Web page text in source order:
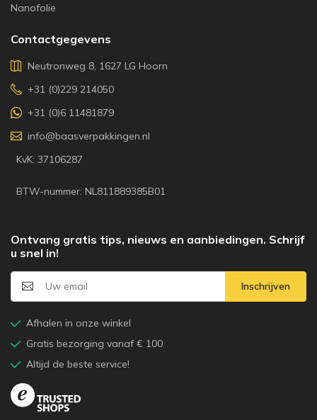
Nanofolie
Contactgegevens
Neutronweg 8, 1627 LG Hoorn
+31 (0)229 214050
+31 (0)6 11481879
info@baasverpakkingen.nl
KvK: 37106287
BTW-nummer: NL811889385B01
Ontvang gratis tips, nieuws en aanbiedingen. Schrijf
u snel in!
Inschrijven
Afhalen in onze winkel
Gratis bezorging vanaf € 100
Altijd de beste service!